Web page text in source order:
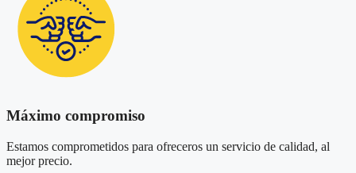
Máximo compromiso
Estamos comprometidos para ofreceros un servicio de calidad, al
mejor precio.